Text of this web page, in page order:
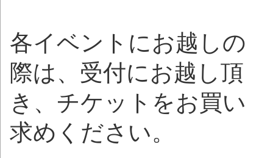
各イベントにお越しの
際は、受付にお越し頂
き、チケットをお買い
求めください。